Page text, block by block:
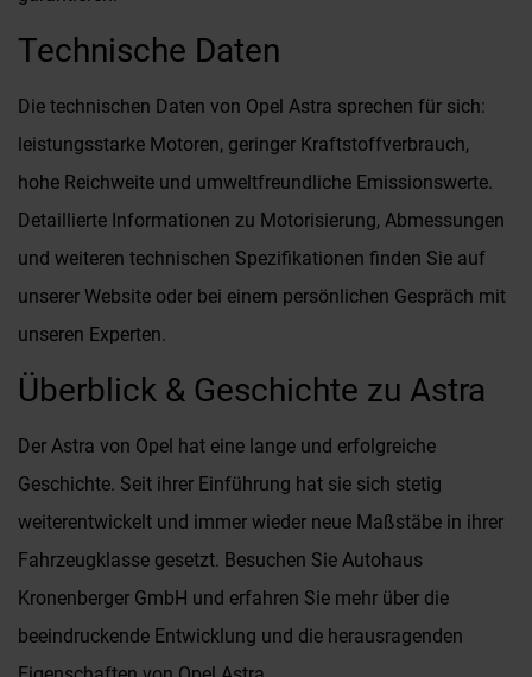
Technische Daten
Die technischen Daten von Opel Astra sprechen für sich:
leistungsstarke Motoren, geringer Kraftstoffverbrauch,
hohe Reichweite und umweltfreundliche Emissionswerte.
Detaillierte Informationen zu Motorisierung, Abmessungen
und weiteren technischen Spezifikationen finden Sie auf
unserer Website oder bei einem persönlichen Gespräch mit
unseren Experten.
Überblick & Geschichte zu Astra
Der Astra von Opel hat eine lange und erfolgreiche
Geschichte. Seit ihrer Einführung hat sie sich stetig
weiterentwickelt und immer wieder neue Maßstäbe in ihrer
Fahrzeugklasse gesetzt. Besuchen Sie Autohaus
Kronenberger GmbH und erfahren Sie mehr über die
beeindruckende Entwicklung und die herausragenden